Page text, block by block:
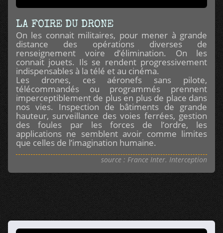
LA FOIRE DU DRONE
On les connait militaires, pour mener à grande
distance des opérations diverses de
renseignement voire d’élimination. On les
connait jouets. Ils se rendent progressivement
indispensables à la télé et au cinéma.
Les drones, ces aéronefs sans pilote,
télécommandés ou programmés prennent
imperceptiblement de plus en plus de place dans
nos vies. Inspection de bâtiments de grande
hauteur, surveillance des voies ferrées, gestion
des foules par les forces de l’ordre, les
applications ne semblent avoir comme limites
que celles de l’imagination humaine.
source : France Inter. Interception